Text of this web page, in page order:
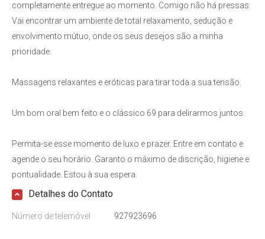
completamente entregue ao momento. Comigo não há pressas.
Vai encontrar um ambiente de total relaxamento, sedução e
envolvimento mútuo, onde os seus desejos são a minha
prioridade.
Massagens relaxantes e eróticas para tirar toda a sua tensão.
Um bom oral bem feito e o clássico 69 para delirarmos juntos.
Permita-se esse momento de luxo e prazer. Entre em contato e
agende o seu horário. Garanto o máximo de discrição, higiene e
pontualidade. Estou à sua espera.
Detalhes do Contato
Número de telemóvel 927923696